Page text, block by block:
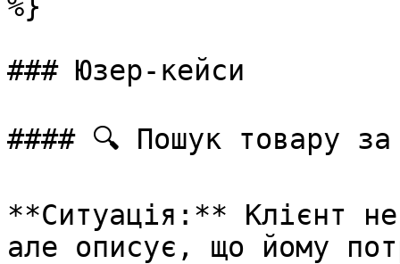
### Юзер-кейси
#### 🔍 Пошук товару за
**Ситуація:** Клієнт
але описує, що йому